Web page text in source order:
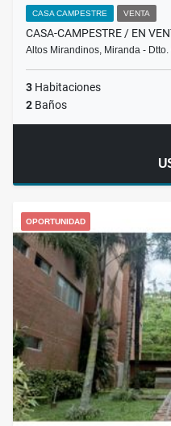
CASA CAMPESTRE VENTA
CASA-CAMPESTRE / EN
Altos Mirandinos, Miranda -
3 Habitaciones
2 Baños
OPORTUNIDAD